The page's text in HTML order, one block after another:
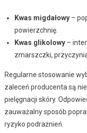
Kwas migdałowy–
powierzchnię.
Kwas glikolowy–
zmarszczki,
Regularne stosowanie
zaleceń producenta są
pielęgnacji skóry.
zauważalny sposób
ryzyko podrażnień.